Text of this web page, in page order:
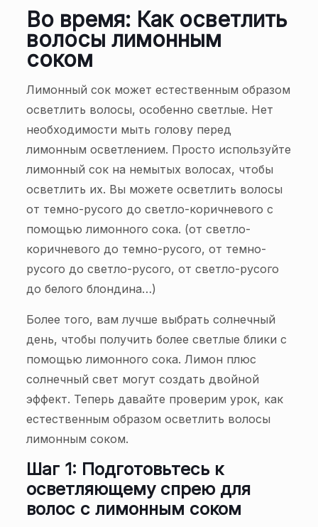
Во время: Как осветлить
волосы лимонным
соком
Лимонный сок может естественным образом
осветлить волосы, особенно светлые. Нет
необходимости мыть голову перед
лимонным осветлением. Просто используйте
лимонный сок на немытых волосах, чтобы
осветлить их. Вы можете осветлить волосы
от темно-русого до светло-коричневого с
помощью лимонного сока. (от светло-
коричневого до темно-русого, от темно-
русого до светло-русого, от светло-русого
до белого блондина…)
Более того, вам лучше выбрать солнечный
день, чтобы получить более светлые блики с
помощью лимонного сока. Лимон плюс
солнечный свет могут создать двойной
эффект. Теперь давайте проверим урок, как
естественным образом осветлить волосы
лимонным соком.
Шаг 1: Подготовьтесь к
осветляющему спрею для
волос с лимонным соком